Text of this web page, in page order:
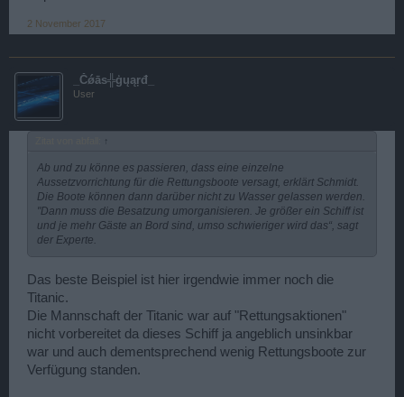
2 November 2017
_Čǿāѕ╬ģųąŗđ_
User
↑
Ab und zu könne es passieren, dass eine einzelne
Aussetzvorrichtung für die Rettungsboote versagt, erklärt Schmidt.
Die Boote können dann darüber nicht zu Wasser gelassen werden.
"Dann muss die Besatzung umorganisieren. Je größer ein Schiff ist
und je mehr Gäste an Bord sind, umso schwieriger wird das“, sagt
der Experte.
Das beste Beispiel ist hier irgendwie immer noch die
Titanic.
Die Mannschaft der Titanic war auf "Rettungsaktionen"
nicht vorbereitet da dieses Schiff ja angeblich unsinkbar
war und auch dementsprechend wenig Rettungsboote zur
Verfügung standen.